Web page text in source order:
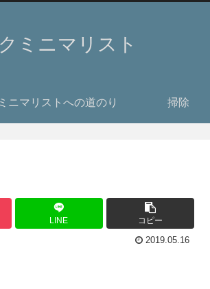
ミニマリスト
ミニマリストへの道のり 掃除
LINE コピー
2019.05.16